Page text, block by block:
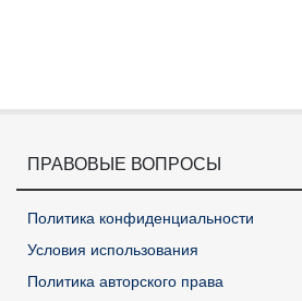
ПРАВОВЫЕ ВОПРОСЫ
Политика конфиденциальности
Условия использования
Политика авторского права